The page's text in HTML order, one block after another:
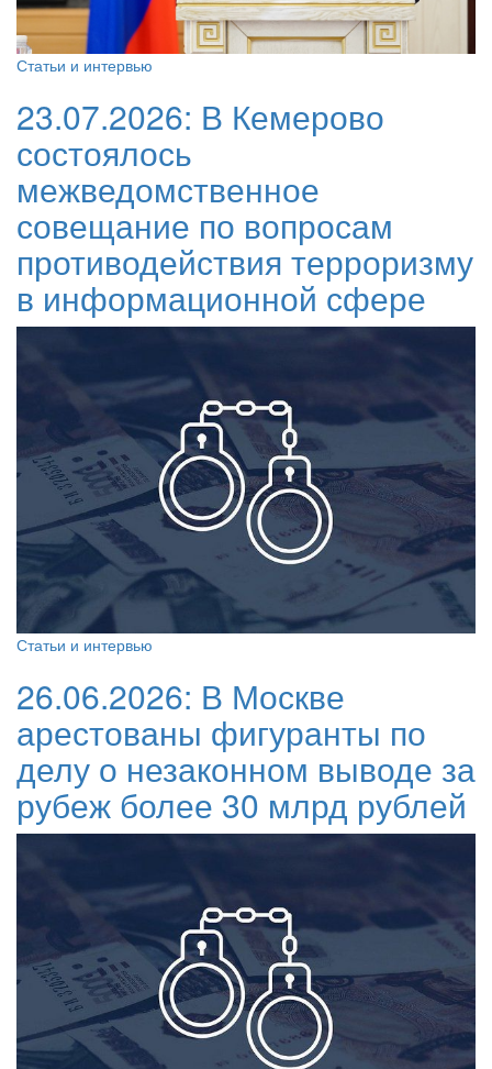
Статьи и интервью
23.07.2026: В Кемерово
состоялось
межведомственное
совещание по вопросам
противодействия терроризму
в информационной сфере
Статьи и интервью
26.06.2026: В Москве
арестованы фигуранты по
делу о незаконном выводе за
рубеж более 30 млрд рублей